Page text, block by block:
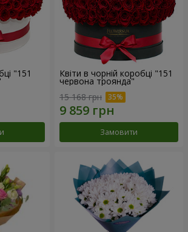
"151 Квіти в чорній коробці "151
червона троянда"
15 168 грн
Замовити